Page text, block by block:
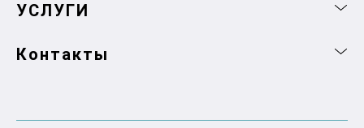
УСЛУГИ
Контакты